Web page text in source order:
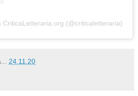
CriticaLetteraria.org (@criticaletteraria)
24.11.20